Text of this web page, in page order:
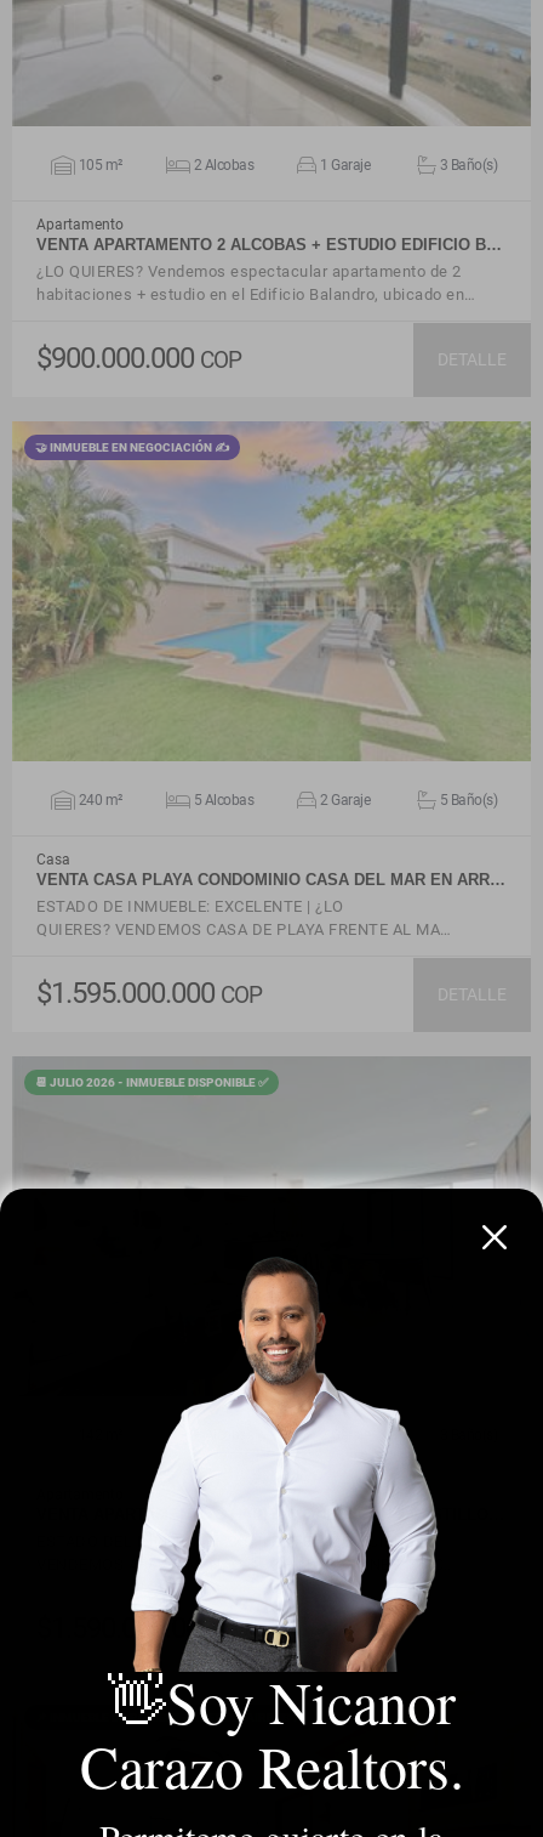
105 m² 2 Alcobas 1 Garaje 3 Baño(s)
Apartamento
VENTA APARTAMENTO 2 ALCOBAS + ESTUDIO EDIFICIO B…
¿LO QUIERES? Vendemos espectacular apartamento de 2
habitaciones + estudio en el Edificio Balandro, ubicado en…
$900.000.000 COP DETALLE
🤝 INMUEBLE EN NEGOCIACIÓN ✍
VER DETALLES
240 m² 5 Alcobas 2 Garaje 5 Baño(s)
Casa
VENTA CASA PLAYA CONDOMINIO CASA DEL MAR EN ARR…
ESTADO DE INMUEBLE: EXCELENTE | ¿LO
QUIERES? VENDEMOS CASA DE PLAYA FRENTE AL MA…
$1.595.000.000 COP DETALLE
📆 JULIO 2026 - INMUEBLE DISPONIBLE ✅
VENTA APARTAMENTO 3 HABITACIONES ICON 8 CASTILLO…
ESTADO DEL INMUEBLE: EXCELENTE | ¿LO QUIERES?
VENDEMOS APARTAMENTO DE 3 HABITACIONES EN C…
$1.590.000.000COP
📌 INMUEBLE DISPONIBLE - FRIENDLY AIRBNB 📍
👋Soy Nicanor
Carazo Realtors.